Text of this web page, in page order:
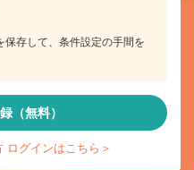
保存して、条件設定の手間を
（無料）
ログインはこちら＞